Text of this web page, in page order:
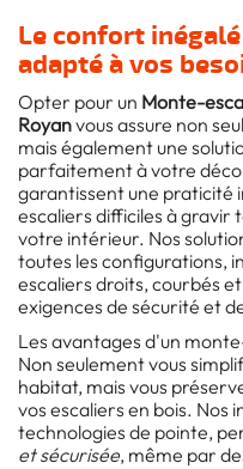
Le confort
adapté à vos
Opter pour un Monte-
Royanvous assure non
mais également une
parfaitement à votre
garantissent une praticité
escaliers difficiles à gravir
votre intérieur. Nos
toutes les configurations,
escaliers droits, courbés
exigences de sécurité et
Les avantages d'un
Non seulement vous
habitat, mais vous
vos escaliers en bois. Nos
technologies de pointe,
et sécurisée, même par